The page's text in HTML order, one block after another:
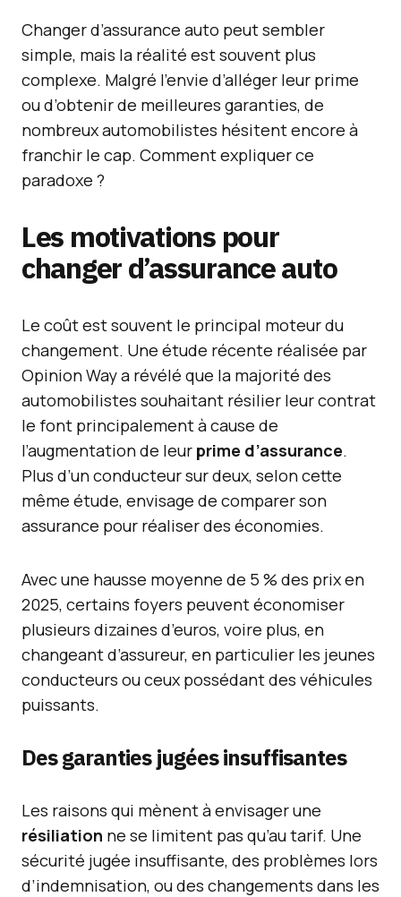
Changer d’assurance auto peut sembler
simple, mais la réalité est souvent plus
complexe. Malgré l’envie d’alléger leur prime
ou d’obtenir de meilleures garanties, de
nombreux automobilistes hésitent encore à
franchir le cap. Comment expliquer ce
paradoxe ?
Les motivations pour
changer d’assurance auto
Le coût est souvent le principal moteur du
changement. Une étude récente réalisée par
Opinion Way a révélé que la majorité des
automobilistes souhaitant résilier leur contrat
le font principalement à cause de
l’augmentation de leur prime d’assurance.
Plus d’un conducteur sur deux, selon cette
même étude, envisage de comparer son
assurance pour réaliser des économies.
Avec une hausse moyenne de 5 % des prix en
2025, certains foyers peuvent économiser
plusieurs dizaines d’euros, voire plus, en
changeant d’assureur, en particulier les jeunes
conducteurs ou ceux possédant des véhicules
puissants.
Des garanties jugées insuffisantes
Les raisons qui mènent à envisager une
résiliation ne se limitent pas qu’au tarif. Une
sécurité jugée insuffisante, des problèmes lors
d’indemnisation, ou des changements dans les